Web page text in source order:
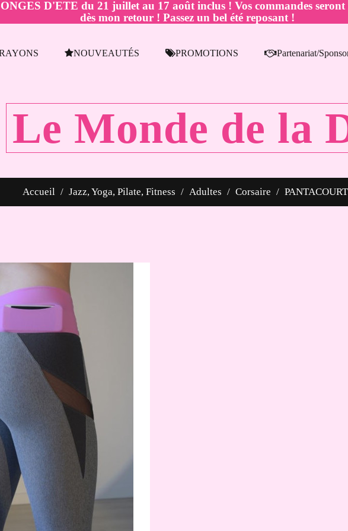
D'ETE du 21 juillet au 17 août inclus ! Vos commandes seront
dès mon retour ! Passez un bel été reposant !
NOUVEAUTÉS PROMOTIONS Partenariat/
Le Monde de la
Accueil Jazz, Yoga, Pilate, Fitness Adultes Corsaire